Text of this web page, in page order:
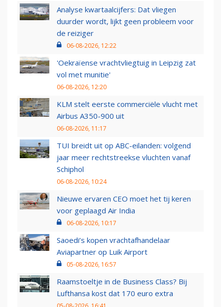
Analyse kwartaalcijfers: Dat vliegen
duurder wordt, lijkt geen probleem voor
de reiziger
06-08-2026, 12:22
'Oekraïense vrachtvliegtuig in Leipzig zat
vol met munitie'
06-08-2026, 12:20
KLM stelt eerste commerciële vlucht met
Airbus A350-900 uit
06-08-2026, 11:17
TUI breidt uit op ABC-eilanden: volgend
jaar meer rechtstreekse vluchten vanaf
Schiphol
06-08-2026, 10:24
Nieuwe ervaren CEO moet het tij keren
voor geplaagd Air India
06-08-2026, 10:17
Saoedi’s kopen vrachtafhandelaar
Aviapartner op Luik Airport
05-08-2026, 16:57
Raamstoeltje in de Business Class? Bij
Lufthansa kost dat 170 euro extra